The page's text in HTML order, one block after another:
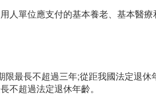
人單位應支付的基本養老、基本醫療
最長不超過三年;從距我國法定退休
不超過法定退休年齡。